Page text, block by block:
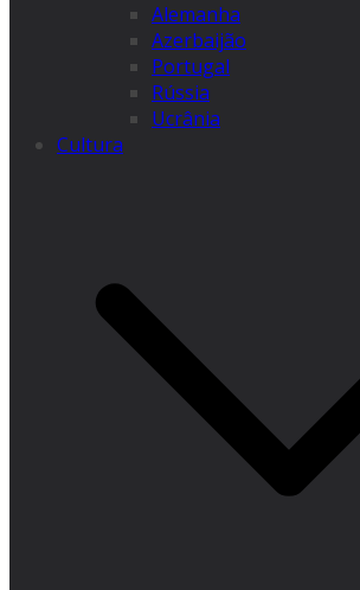
Alemanha
Azerbaijão
Portugal
Rússia
Ucrânia
Cultura